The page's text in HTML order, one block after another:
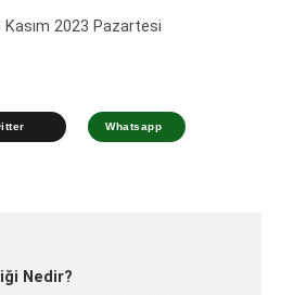
Kasım 2023 Pazartesi
Whatsapp
Nedir?